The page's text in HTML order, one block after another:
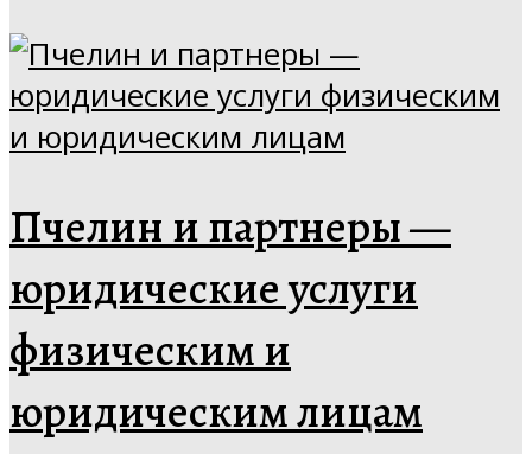
Пчелин и партнеры —
юридические услуги
физическим и
юридическим лицам